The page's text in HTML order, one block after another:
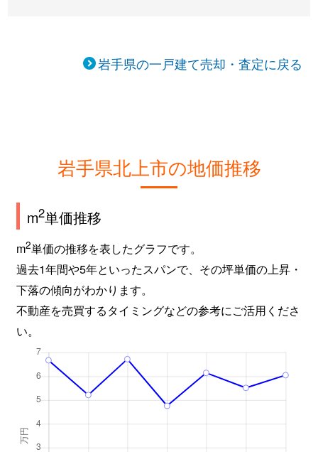
岩手県の一戸建て売却・査定に戻る
岩手県北上市の地価推移
m2単価推移
m2単価の推移を表したグラフです。
過去1年間や5年といったスパンで、その坪単価の上昇・
下落の傾向がわかります。
不動産を売買するタイミングなどの参考にご活用くださ
い。